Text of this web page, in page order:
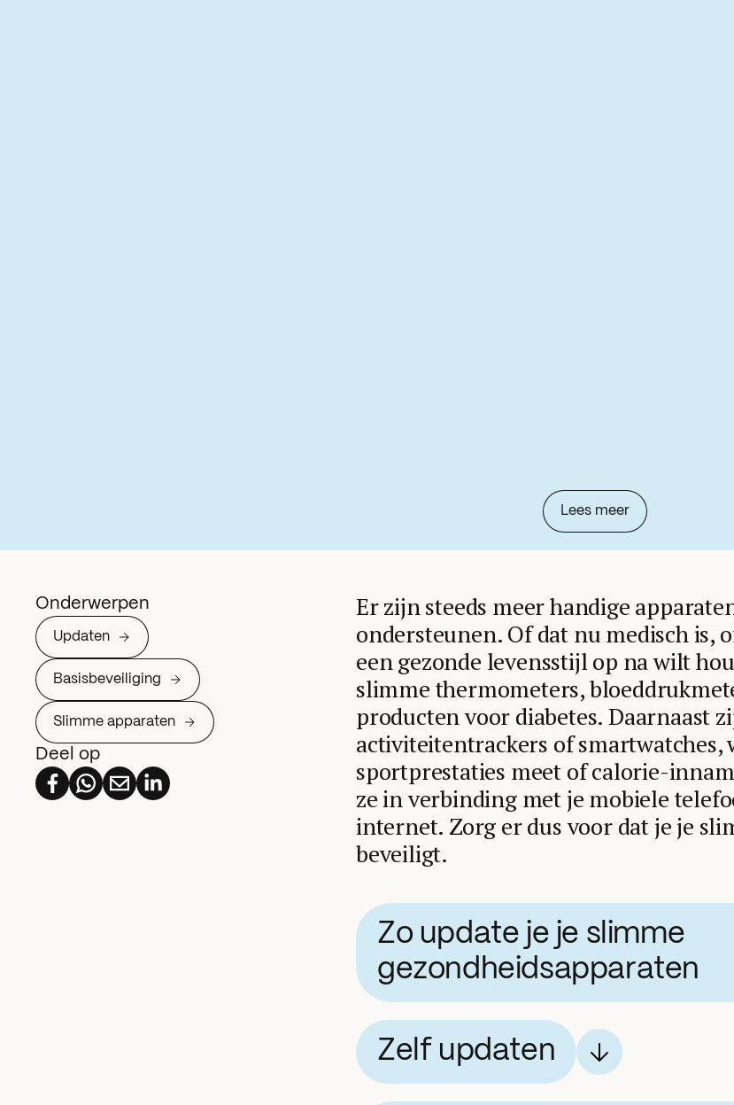
Lees meer
Er zijn steeds meer handige
ondersteunen. Of dat nu medisch is,
een gezonde levensstijl op na wilt
slimme thermometers,
producten voor diabetes. Daarnaast
activiteitentrackers of smartwatches,
sportprestaties meet of calorie-
ze in verbinding met je mobiele
internet. Zorg er dus voor dat je je
beveiligt.
Zo update je je slimme
gezondheidsapparaten
Zelf updaten
Onderwerpen
Updaten
Basisbeveiliging
Slimme apparaten
Deel op